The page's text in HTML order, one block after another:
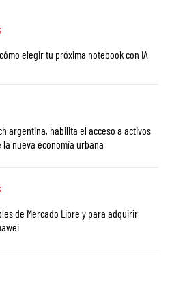
elegir tu próxima notebook con IA
el acceso a activos
la nueva economía urbana
de Mercado Libre y para adquirir